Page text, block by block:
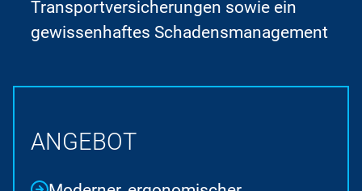
Transportversicherungen sowie ein
gewissenhaftes Schadensmanagement
ANGEBOT